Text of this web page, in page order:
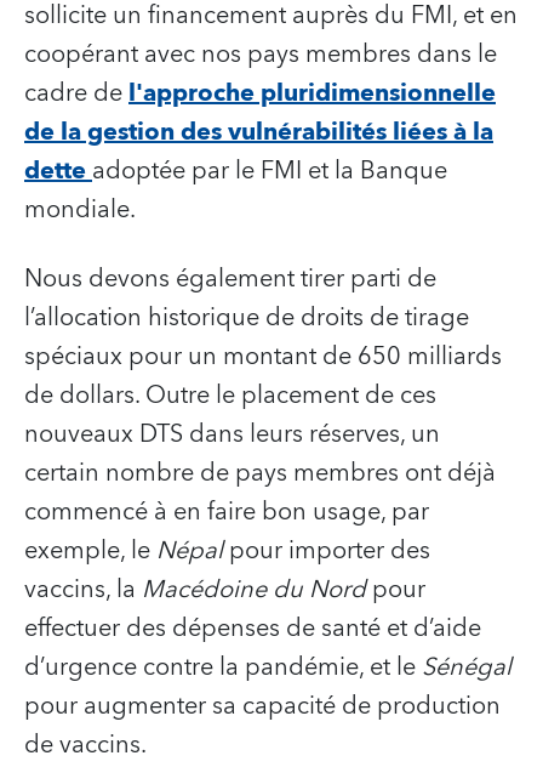
sollicite un financement auprès du FMI, et en
coopérant avec nos pays membres dans le
cadre del'approche pluridimensionnelle
de la gestion des vulnérabilités liées à la
detteadoptée par le FMI et la Banque
mondiale.
Nous devons également tirer parti de
l’allocation historique de droits de tirage
spéciaux pour un montant de 650 milliards
de dollars. Outre le placement de ces
nouveaux DTS dans leurs réserves, un
certain nombre de pays membres ont déjà
commencé à en faire bon usage, par
exemple, le Népalpour importer des
vaccins, la Macédoine du Nordpour
effectuer des dépenses de santé et d’aide
d’urgence contre la pandémie, et leSénégal
pour augmenter sa capacité de production
de vaccins.